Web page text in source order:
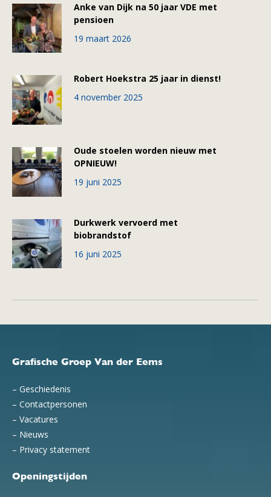
Anke van Dijk na 50 jaar VDE met
pensioen
19 maart 2026
Robert Hoekstra 25 jaar in dienst!
4 november 2025
Oude stoelen worden nieuw met
OPNIEUW!
19 juni 2025
Durkwerk vervoerd met
biobrandstof
16 juni 2025
Grafische Groep Van der Eems
– Geschiedenis
– Contactpersonen
– Vacatures
– Nieuws
– Privacy statement
Openingstijden